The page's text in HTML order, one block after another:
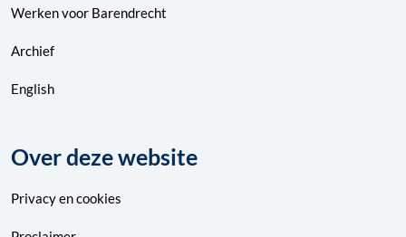
Werken voor Barendrecht
Archief
English
Over deze website
Privacyencookies